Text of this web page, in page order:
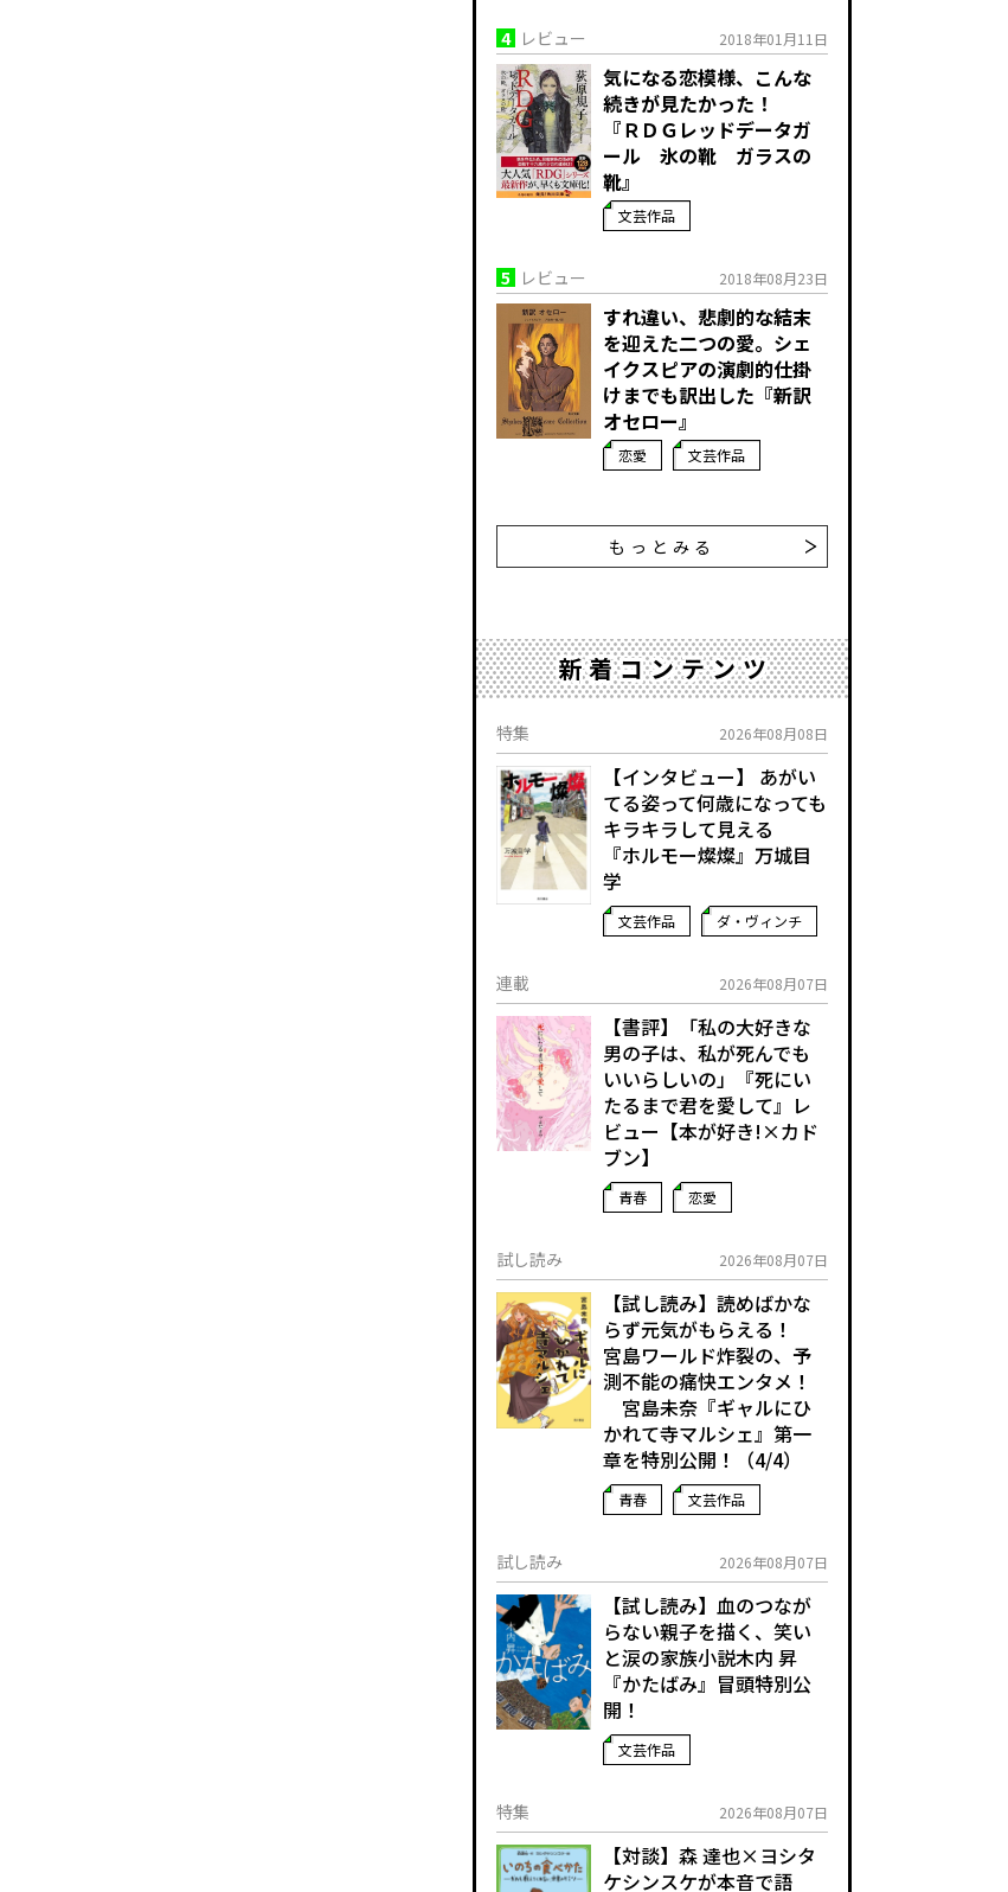
4 レビュー 2018年01月11日
気になる恋模様、こんな
続きが見たかった！
『ＲＤＧレッドデータガ
ール 氷の靴 ガラスの
靴』
文芸作品
5 レビュー 2018年08月23日
すれ違い、悲劇的な結末
を迎えた二つの愛。シェ
イクスピアの演劇的仕掛
けまでも訳出した『新訳
オセロー』
恋愛 文芸作品
もっとみる
新着コンテンツ
特集 2026年08月08日
【インタビュー】 あがい
てる姿って何歳になっても
キラキラして見える
『ホルモー燦燦』万城目
学
文芸作品 ダ・ヴィンチ
連載 2026年08月07日
【書評】「私の大好きな
男の子は、私が死んでも
いいらしいの」――『死にい
たるまで君を愛して』レ
ビュー【本が好き!×カド
ブン】
青春 恋愛
試し読み 2026年08月07日
【試し読み】読めばかな
らず元気がもらえる！
宮島ワールド炸裂の、予
測不能の痛快エンタメ！
宮島未奈『ギャルにひ
かれて寺マルシェ』第一
章を特別公開！（4/4）
青春 文芸作品
試し読み 2026年08月07日
【試し読み】血のつなが
らない親子を描く、笑い
と涙の家族小説――木内 昇
『かたばみ』冒頭特別公
開！
文芸作品
特集 2026年08月07日
【対談】森 達也×ヨシタ
ケシンスケが本音で語